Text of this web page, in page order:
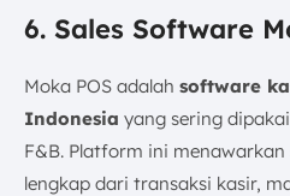
6. Sales Software
Moka POS adalah software
Indonesia yang sering
F&B. Platform ini
lengkap dari transaksi kasir,